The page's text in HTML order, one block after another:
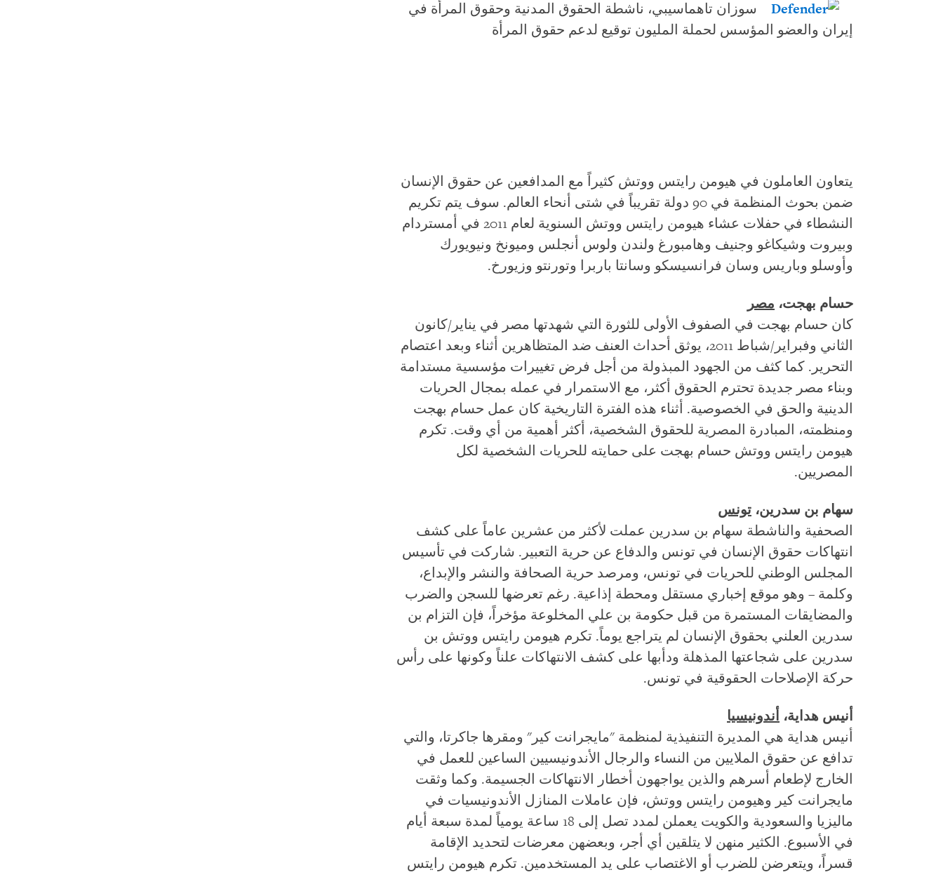
سوزان تاهماسيبي، ناشطة الحقوق المدنية وحقوق المرأة في
إيران والعضو المؤسس لحملة المليون توقيع لدعم حقوق المرأة
يتعاون العاملون في هيومن رايتس ووتش كثيراً مع المدافعين عن حقوق الإنسان
ضمن بحوث المنظمة في 90 دولة تقريباً في شتى أنحاء العالم. سوف يتم تكريم
النشطاء في حفلات عشاء هيومن رايتس ووتش السنوية لعام 2011 في أمستردام
وبيروت وشيكاغو وجنيف وهامبورغ ولندن ولوس أنجلس وميونخ ونيويورك
وأوسلو وباريس وسان فرانسيسكو وسانتا باربرا وتورنتو وزيورخ.
حسام بهجت، مصر
كان حسام بهجت في الصفوف الأولى للثورة التي شهدتها مصر في يناير/كانون
الثاني وفبراير/شباط 2011، يوثق أحداث العنف ضد المتظاهرين أثناء وبعد اعتصام
التحرير. كما كثف من الجهود المبذولة من أجل فرض تغييرات مؤسسية مستدامة
وبناء مصر جديدة تحترم الحقوق أكثر، مع الاستمرار في عمله بمجال الحريات
الدينية والحق في الخصوصية. أثناء هذه الفترة التاريخية كان عمل حسام بهجت
ومنظمته، المبادرة المصرية للحقوق الشخصية، أكثر أهمية من أي وقت. تكرم
هيومن رايتس ووتش حسام بهجت على حمايته للحريات الشخصية لكل
المصريين.
سهام بن سدرين، تونس
الصحفية والناشطة سهام بن سدرين عملت لأكثر من عشرين عاماً على كشف
انتهاكات حقوق الإنسان في تونس والدفاع عن حرية التعبير. شاركت في تأسيس
المجلس الوطني للحريات في تونس، ومرصد حرية الصحافة والنشر والإبداع،
وكلمة – وهو موقع إخباري مستقل ومحطة إذاعية. رغم تعرضها للسجن والضرب
والمضايقات المستمرة من قبل حكومة بن علي المخلوعة مؤخراً، فإن التزام بن
سدرين العلني بحقوق الإنسان لم يتراجع يوماً. تكرم هيومن رايتس ووتش بن
سدرين على شجاعتها المذهلة ودأبها على كشف الانتهاكات علناً وكونها على رأس
حركة الإصلاحات الحقوقية في تونس.
أنيس هداية، أندونيسيا
أنيس هداية هي المديرة التنفيذية لمنظمة "مايجرانت كير" ومقرها جاكرتا، والتي
تدافع عن حقوق الملايين من النساء والرجال الأندونيسيين الساعين للعمل في
الخارج لإطعام أسرهم والذين يواجهون أخطار الانتهاكات الجسيمة. وكما وثقت
مايجرانت كير وهيومن رايتس ووتش، فإن عاملات المنازل الأندونيسيات في
ماليزيا والسعودية والكويت يعملن لمدد تصل إلى 18 ساعة يومياً لمدة سبعة أيام
في الأسبوع. الكثير منهن لا يتلقين أي أجر، وبعضهن معرضات لتحديد الإقامة
قسراً، ويتعرضن للضرب أو الاغتصاب على يد المستخدمين. تكرم هيومن رايتس